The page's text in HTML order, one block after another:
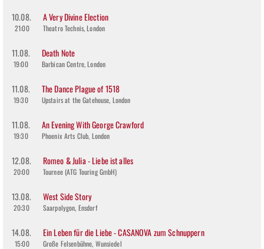
10.08.
21:00
A Very Divine Election
Theatro Technis, London
11.08.
19:00
Death Note
Barbican Centre, London
11.08.
19:30
The Dance Plague of 1518
Upstairs at the Gatehouse, London
11.08.
19:30
An Evening With George Crawford
Phoenix Arts Club, London
12.08.
20:00
Romeo & Julia - Liebe ist alles
Tournee (ATG Touring GmbH)
13.08.
20:30
West Side Story
Saarpolygon, Ensdorf
14.08.
15:00
Ein Leben für die Liebe - CASANOVA zum Schnuppern
Große Felsenbühne, Wunsiedel